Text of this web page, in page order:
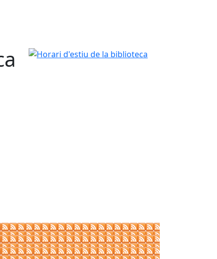
Horari d'estiu de la biblioteca